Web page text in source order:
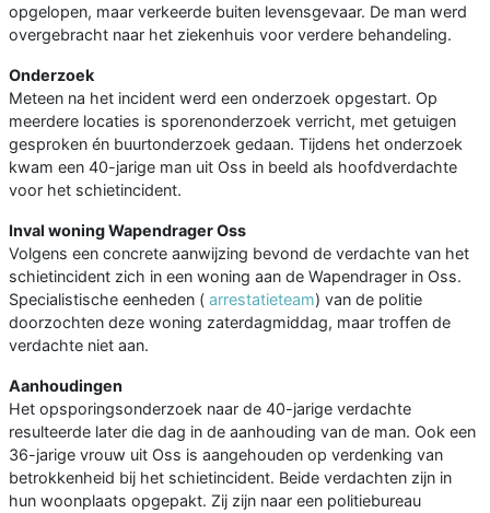
opgelopen, maar verkeerde buiten levensgevaar. De man werd
overgebracht naar het ziekenhuis voor verdere behandeling.
Onderzoek
Meteen na het incident werd een onderzoek opgestart. Op
meerdere locaties is sporenonderzoek verricht, met getuigen
gesproken én buurtonderzoek gedaan. Tijdens het onderzoek
kwam een 40-jarige man uit Oss in beeld als hoofdverdachte
voor het schietincident.
Inval woning Wapendrager Oss
Volgens een concrete aanwijzing bevond de verdachte van het
schietincident zich in een woning aan de Wapendrager in Oss.
Specialistische eenheden ( arrestatieteam) van de politie
doorzochten deze woning zaterdagmiddag, maar troffen de
verdachte niet aan.
Aanhoudingen
Het opsporingsonderzoek naar de 40-jarige verdachte
resulteerde later die dag in de aanhouding van de man. Ook een
36-jarige vrouw uit Oss is aangehouden op verdenking van
betrokkenheid bij het schietincident. Beide verdachten zijn in
hun woonplaats opgepakt. Zij zijn naar een politiebureau